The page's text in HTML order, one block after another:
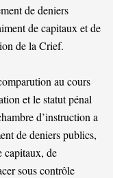
de deniers
de capitaux et de
de la Crief.
au cours
et le statut pénal
d’instruction a
de deniers publics,
capitaux, de
sous contrôle